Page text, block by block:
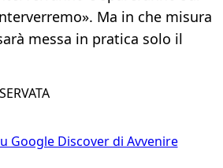
Ma in che misura
messa in pratica solo il
Google Discover di Avvenire